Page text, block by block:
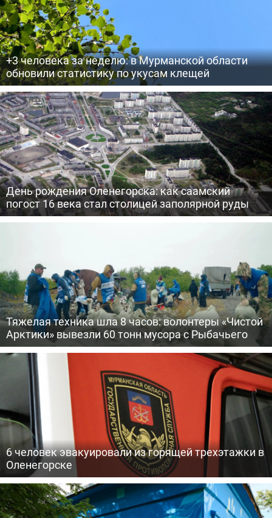
+3 человека за неделю: в Мурманской области
обновили статистику по укусам клещей
День рождения Оленегорска: как саамский
погост 16 века стал столицей заполярной руды
Тяжелая техника шла 8 часов: волонтеры «Чистой
Арктики» вывезли 60 тонн мусора с Рыбачьего
6 человек эвакуировали из горящей трехэтажки в
Оленегорске